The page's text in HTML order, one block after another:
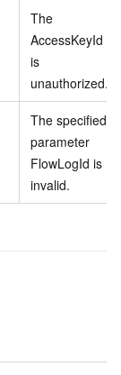
The
AccessKeyId
is
unauthorized.
The specified
parameter
FlowLogId is
invalid.